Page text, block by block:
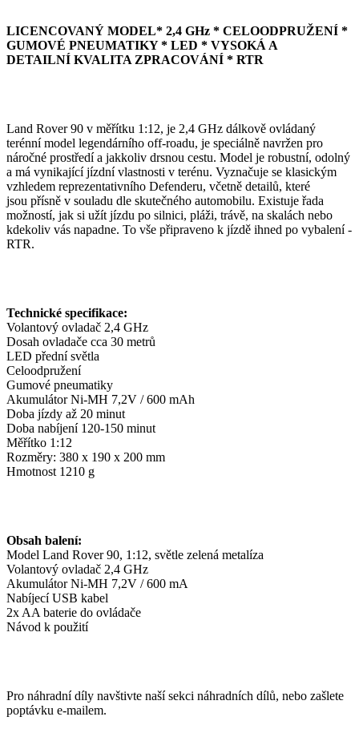
LICENCOVANÝ MODEL* 2,4 GHz * CELOODPRUŽENÍ *
GUMOVÉ PNEUMATIKY * LED * VYSOKÁ A
DETAILNÍ KVALITA ZPRACOVÁNÍ * RTR
Land Rover 90 v měřítku 1:12, je 2,4 GHz dálkově ovládaný
terénní model legendárního off-roadu, je speciálně navržen pro
náročné prostředí a jakkoliv drsnou cestu. Model je robustní, odolný
a má vynikající jízdní vlastnosti v terénu. Vyznačuje se klasickým
vzhledem reprezentativního Defenderu, včetně detailů, které
jsou přísně v souladu dle skutečného automobilu. Existuje řada
možností, jak si užít jízdu po silnici, pláži, trávě, na skalách nebo
kdekoliv vás napadne. To vše připraveno k jízdě ihned po vybalení -
RTR.
Technické specifikace:
Volantový ovladač 2,4 GHz
Dosah ovladače cca 30 metrů
LED přední světla
Celoodpružení
Gumové pneumatiky
Akumulátor Ni-MH 7,2V / 600 mAh
Doba jízdy až 20 minut
Doba nabíjení 120-150 minut
Měřítko 1:12
Rozměry: 380 x 190 x 200 mm
Hmotnost 1210 g
Obsah balení:
Model Land Rover 90, 1:12, světle zelená metalíza
Volantový ovladač 2,4 GHz
Akumulátor Ni-MH 7,2V / 600 mA
Nabíjecí USB kabel
2x AA baterie do ovládače
Návod k použití
Pro náhradní díly navštivte naší sekci náhradních dílů, nebo zašlete
poptávku e-mailem.